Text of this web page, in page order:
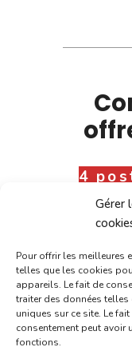
Gérer
Pour offrir les meilleures
telles que les cookies
appareils. Le fait de
traiter des données
uniques sur ce site. Le
consentement peut avoir
fonctions.
4